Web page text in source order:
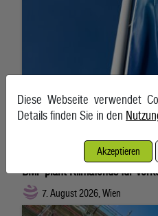
BMF plant Klimafonds für
7. August 2026, Wien
Diese Webseite verwendet
Details finden Sie in den
Akzeptieren